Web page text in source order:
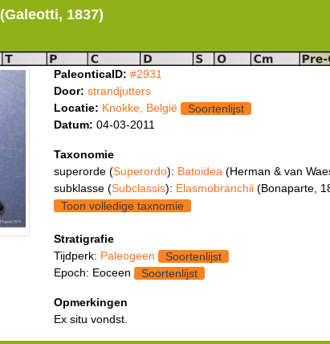
(Galeotti, 1837)
PaleonticaID: #2931
Door: strandjutters
Locatie: Knokke, België
Soortenlijst
Datum: 04-03-2011
Taxonomie
superorde (Superordo): Batoidea (Herman & van
subklasse (Subclassis): Elasmobranchii (Bonaparte,
Toon volledige taxnomie
Stratigrafie
Tijdperk: Paleogeen
Soortenlijst
Epoch: Eoceen
Soortenlijst
Opmerkingen
Ex situ vondst.